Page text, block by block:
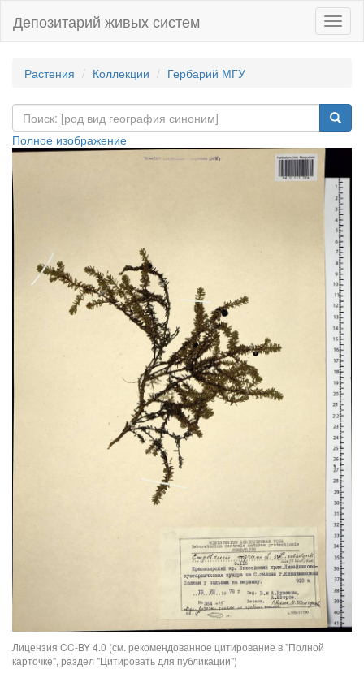
Депозитарий живых систем
Растения Коллекции Гербарий МГУ
Полное изображение
Лицензия CC-BY 4.0 (см. рекомендованное цитирование в "Полной
карточке", раздел "Цитировать для публикации")